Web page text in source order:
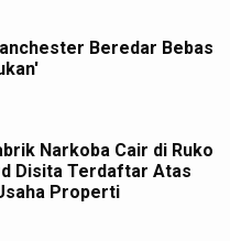
Beredar Bebas
Narkoba Cair di Ruko
Disita Terdaftar Atas
Properti